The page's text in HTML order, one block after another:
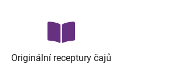
Originální receptury čajů